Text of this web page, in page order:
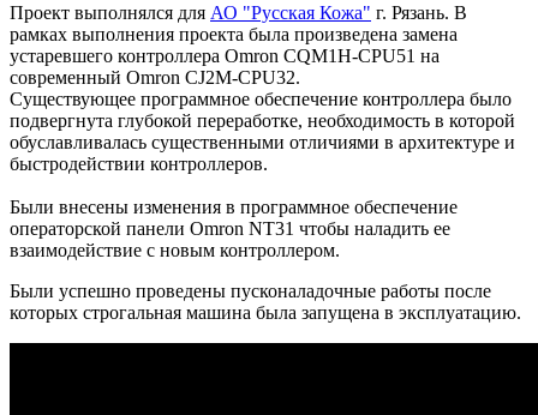
Проект выполнялся для АО "Русская Кожа" г. Рязань. В
рамках выполнения проекта была произведена замена
устаревшего контроллера Omron CQM1H-CPU51 на
современный Omron CJ2M-CPU32.
Существующее программное обеспечение контроллера было
подвергнута глубокой переработке, необходимость в которой
обуславливалась существенными отличиями в архитектуре и
быстродействии контроллеров.
Были внесены изменения в программное обеспечение
операторской панели Omron NT31 чтобы наладить ее
взаимодействие с новым контроллером.
Были успешно проведены пусконаладочные работы после
которых строгальная машина была запущена в эксплуатацию.